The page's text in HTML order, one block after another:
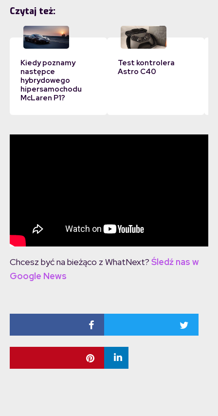
Czytaj też:
Kiedy poznamy
następce
hybrydowego
hipersamochodu
McLaren P1?
Test kontrolera
Astro C40
Chcesz być na bieżąco z WhatNext? Śledź nas w
Google News